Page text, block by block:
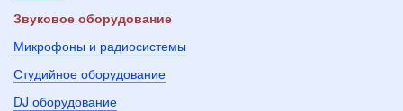
Звуковое оборудование
Микрофоны и радиосистемы
Студийное оборудование
DJ оборудование